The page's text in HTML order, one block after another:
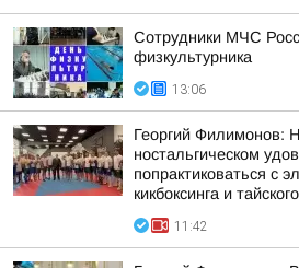
Сотрудники МЧС
физкультурника
13:06
Георгий Филимонов:
ностальгическом
попрактиковаться с
кикбоксинга и
11:42